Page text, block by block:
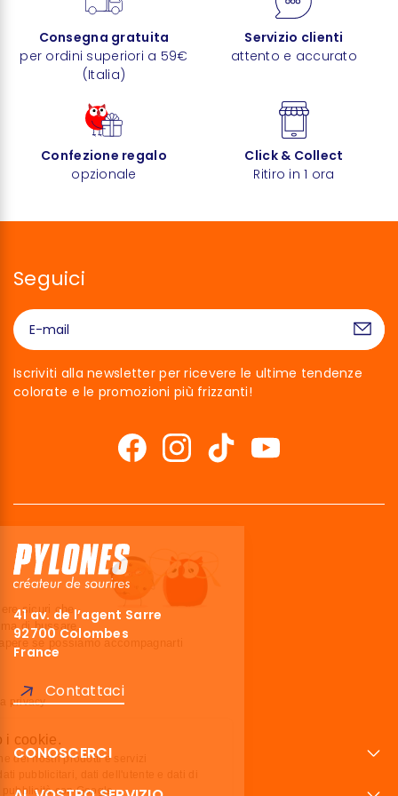
Consegna gratuita
per ordini superiori a 59€
(Italia)
Servizio clienti
attento e accurato
Confezione regalo
opzionale
Click & Collect
Ritiro in 1 ora
Seguici
Iscriviti alla newsletter per ricevere le ultime tendenze
colorate e le promozioni più frizzanti!
41 av. de l’agent Sarre
92700 Colombes
France
Contattaci
CONOSCERCI
Ciao siamo noi…
I Cookies!
Abbiamo aspettato di essere sicuri che
questo sito ti interessi prima di bussare,
durante la tua visita.
Leggi la nostra politica sulla privacy
Ecco perché usiamo i cookie.
Ottimizzare la promozione dei nostri prodotti e servizi
personalizzazione delle pubblicità con Google